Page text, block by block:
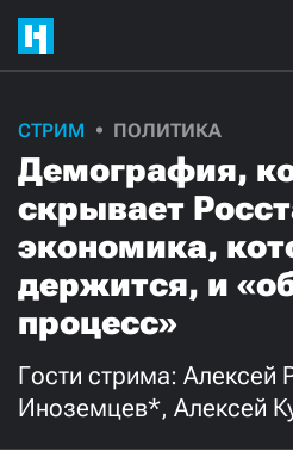
СТРИМ ПОЛИТИКА
Демография,
скрывает
экономика,
держится, и
процесс»
Гости стрима: Алексей
Иноземцев*, Алексей